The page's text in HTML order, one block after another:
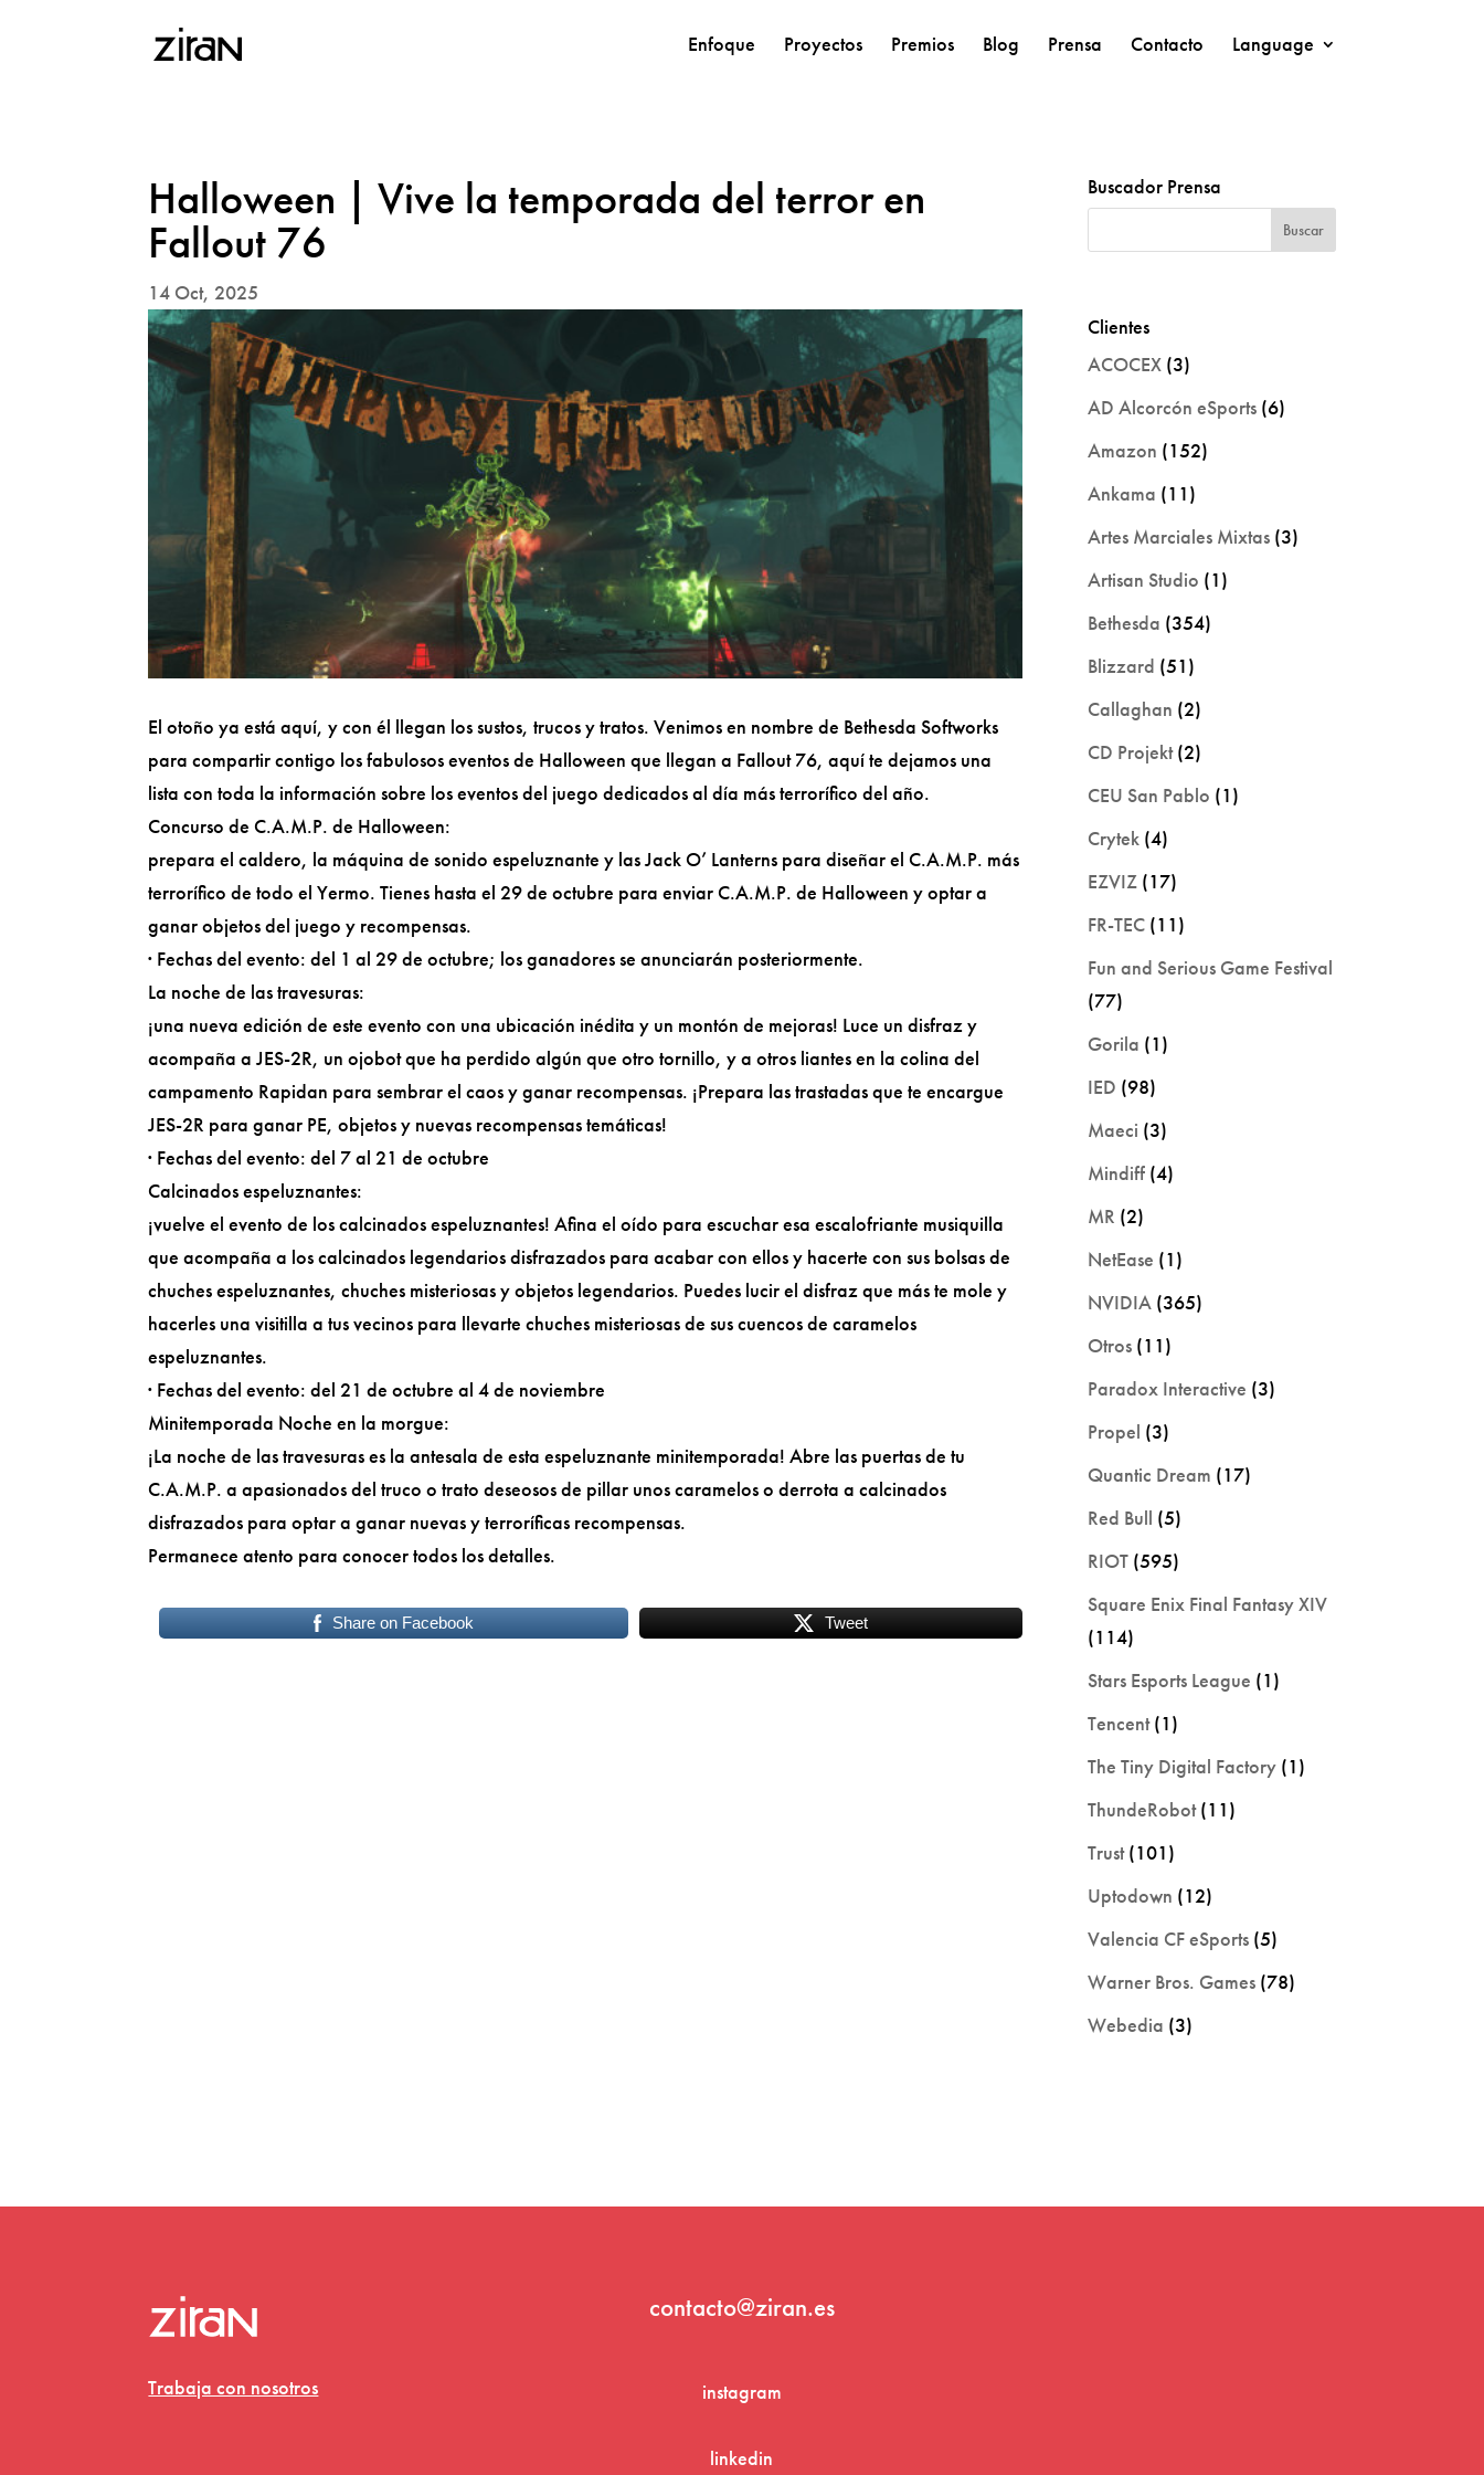
Enfoque Proyectos Premios Blog Prensa Contacto Language
Halloween | Vive la temporada del terror en
Fallout 76
14 Oct, 2025
El otoño ya está aquí, y con él llegan los sustos, trucos y tratos. Venimos en nombre de Bethesda Softworks
para compartir contigo los fabulosos eventos de Halloween que llegan a Fallout 76, aquí te dejamos una
lista con toda la información sobre los eventos del juego dedicados al día más terrorífico del año.
Concurso de C.A.M.P. de Halloween:
prepara el caldero, la máquina de sonido espeluznante y las Jack O’ Lanterns para diseñar el C.A.M.P. más
terrorífico de todo el Yermo. Tienes hasta el 29 de octubre para enviar C.A.M.P. de Halloween y optar a
ganar objetos del juego y recompensas.
· Fechas del evento: del 1 al 29 de octubre; los ganadores se anunciarán posteriormente.
La noche de las travesuras:
¡una nueva edición de este evento con una ubicación inédita y un montón de mejoras! Luce un disfraz y
acompaña a JES-2R, un ojobot que ha perdido algún que otro tornillo, y a otros liantes en la colina del
campamento Rapidan para sembrar el caos y ganar recompensas. ¡Prepara las trastadas que te encargue
JES-2R para ganar PE, objetos y nuevas recompensas temáticas!
· Fechas del evento: del 7 al 21 de octubre
Calcinados espeluznantes:
¡vuelve el evento de los calcinados espeluznantes! Afina el oído para escuchar esa escalofriante musiquilla
que acompaña a los calcinados legendarios disfrazados para acabar con ellos y hacerte con sus bolsas de
chuches espeluznantes, chuches misteriosas y objetos legendarios. Puedes lucir el disfraz que más te mole y
hacerles una visitilla a tus vecinos para llevarte chuches misteriosas de sus cuencos de caramelos
espeluznantes.
· Fechas del evento: del 21 de octubre al 4 de noviembre
Minitemporada Noche en la morgue:
¡La noche de las travesuras es la antesala de esta espeluznante minitemporada! Abre las puertas de tu
C.A.M.P. a apasionados del truco o trato deseosos de pillar unos caramelos o derrota a calcinados
disfrazados para optar a ganar nuevas y terroríficas recompensas.
Permanece atento para conocer todos los detalles.
Share on Facebook Tweet
Buscador Prensa
Clientes
ACOCEX (3)
AD Alcorcón eSports (6)
Amazon (152)
Ankama (11)
Artes Marciales Mixtas (3)
Artisan Studio (1)
Bethesda (354)
Blizzard (51)
Callaghan (2)
CD Projekt(2)
CEU San Pablo (1)
Crytek (4)
EZVIZ (17)
FR-TEC (11)
Fun and Serious Game Festival
(77)
Gorila (1)
IED (98)
Maeci (3)
Mindiff (4)
MR (2)
NetEase (1)
NVIDIA (365)
Otros (11)
Paradox Interactive (3)
Propel (3)
Quantic Dream (17)
Red Bull (5)
RIOT (595)
Square Enix Final Fantasy XIV
(114)
Stars Esports League (1)
Tencent(1)
The Tiny Digital Factory (1)
ThundeRobot(11)
Trust(101)
Uptodown (12)
Valencia CF eSports (5)
Warner Bros. Games (78)
Webedia (3)
Trabaja con nosotros
contacto@ziran.es
instagram
linkedin